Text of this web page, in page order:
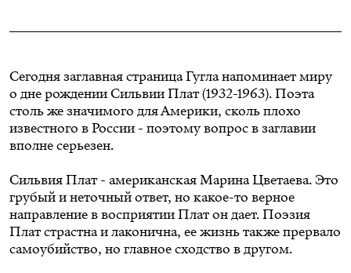
Сегодня заглавная страница Гугла напоминает миру
о дне рождении Сильвии Плат (1932-1963). Поэта
столь же значимого для Америки, сколь плохо
известного в России - поэтому вопрос в заглавии
вполне серьезен.
Сильвия Плат - американская Марина Цветаева. Это
грубый и неточный ответ, но какое-то верное
направление в восприятии Плат он дает. Поэзия
Плат страстна и лаконична, ее жизнь также прервало
самоубийство, но главное сходство в другом.